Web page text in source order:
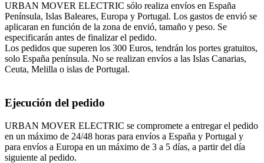
URBAN MOVER ELECTRIC sólo realiza envíos en España
Península, Islas Baleares, Europa y Portugal. Los gastos de envió se
aplicaran en función de la zona de envió, tamaño y peso. Se
especificarán antes de finalizar el pedido.
Los pedidos que superen los 300 Euros, tendrán los portes gratuitos,
solo España península. No se realizan envíos a las Islas Canarias,
Ceuta, Melilla o islas de Portugal.
Ejecución del pedido
URBAN MOVER ELECTRIC se compromete a entregar el pedido
en un máximo de 24/48 horas para envíos a España y Portugal y
para envíos a Europa en un máximo de 3 a 5 días, a partir del día
siguiente al pedido.